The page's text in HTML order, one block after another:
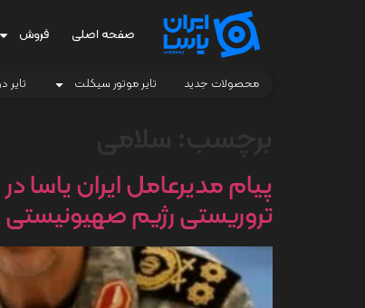
صفحه اصلی فروش
محصولات جدید تایر موتور سیکلت تایر
پیام مدیرعامل ایران
تروریستی رژیم صهیونیستی